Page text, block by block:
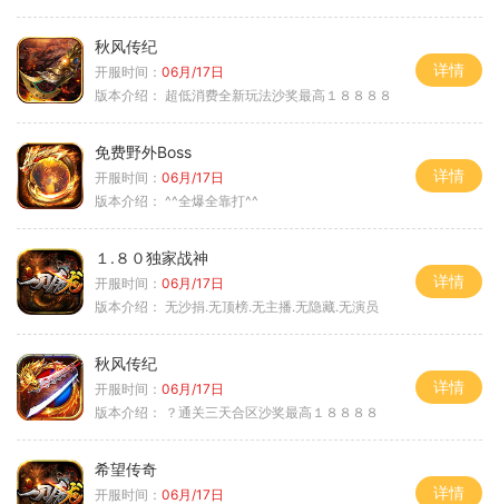
秋风传纪
开服时间： 06月/17日
版本介绍： 超低消费全新玩法沙奖最高１８８８８
详情
免费野外Boss
开服时间： 06月/17日
版本介绍： ^^全爆全靠打^^
详情
１.８０独家战神
开服时间： 06月/17日
版本介绍： 无沙捐.无顶榜.无主播.无隐藏.无演员
详情
秋风传纪
开服时间： 06月/17日
版本介绍：
？通关三天合区沙奖最高１８８８８
详情
希望传奇
开服时间： 06月/17日
详情